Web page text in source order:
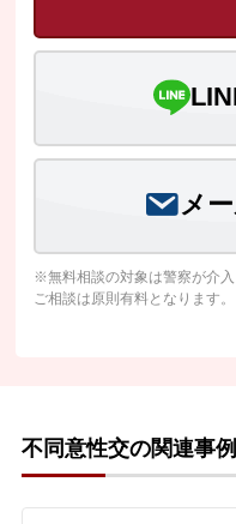
メ
※無料相談の対象は警察が介
ご相談は原則有料となります。
不同意性交の関連事例